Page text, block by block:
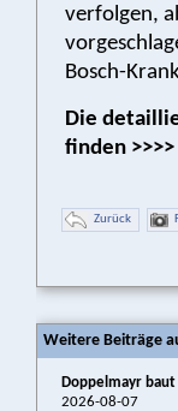
verfolgen,
Bosch-
Die
finden >>>>
Zurück
Weitere Beiträge
Doppelmayr
2026-08-07